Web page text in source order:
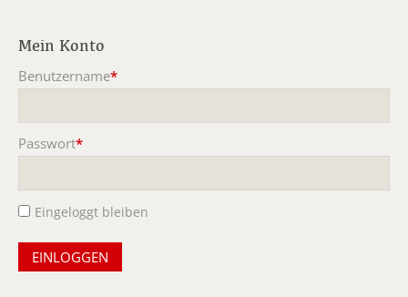
Mein Konto
Benutzername*
Passwort*
Eingeloggt bleiben